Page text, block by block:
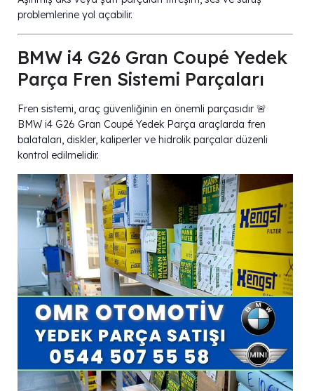
problemlerine yol açabilir.
BMW i4 G26 Gran Coupé Yedek
Parça Fren Sistemi Parçaları
Fren sistemi, araç güvenliğinin en önemli parçasıdır 🚨
BMW i4 G26 Gran Coupé Yedek Parça araçlarda fren
balataları, diskler, kaliperler ve hidrolik parçalar düzenli
kontrol edilmelidir.